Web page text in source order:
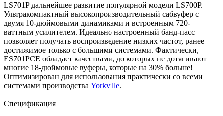
LS701P дальнейшее развитие популярной модели LS700P.
Ультракомпактный высокопроизводительный сабвуфер с
двумя 10-дюймовыми динамиками и встроенным 720-
ваттным усилителем. Идеально настроенный банд-пасс
позволяет получать воспроизведение низких частот, ранее
достижимое только с большими системами. Фактически,
ES701PCE обладает качествами, до которых не дотягивают
многие 18-дюймовые вуферы, которые на 30% больше!
Оптимизирован для использования практически со всеми
системами производства Yorkville.
Спецификация